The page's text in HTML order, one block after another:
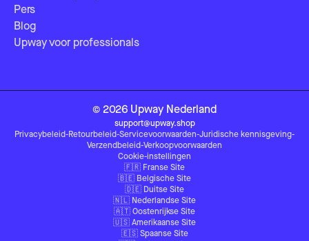
Pers
Blog
Upway voor professionals
© 2026 Upway Nederland
support@upway.shop
Privacybeleid-Retourbeleid-Servicevoorwaarden-Juridische kennisgeving-
Verzendbeleid-Verkoopvoorwaarden
Cookie-instellingen
🇫🇷 Franse Site
🇧🇪 Belgische Site
🇩🇪 Duitse Site
🇳🇱 Nederlandse Site
🇦🇹 Oostenrijkse Site
🇺🇸 Amerikaanse Site
🇪🇸 Spaanse Site